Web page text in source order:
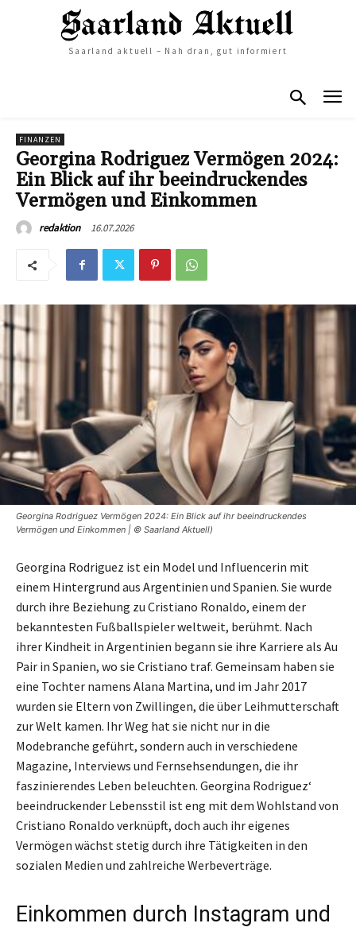
Saarland aktuell – Nah dran, gut informiert
FINANZEN
Georgina Rodriguez Vermögen 2024:
Ein Blick auf ihr beeindruckendes
Vermögen und Einkommen
redaktion 16.07.2026
Georgina Rodriguez Vermögen 2024: Ein Blick auf ihr beeindruckendes
Vermögen und Einkommen | © Saarland Aktuell)
Georgina Rodriguez ist ein Model und Influencerin mit
einem Hintergrund aus Argentinien und Spanien. Sie wurde
durch ihre Beziehung zu Cristiano Ronaldo, einem der
bekanntesten Fußballspieler weltweit, berühmt. Nach
ihrer Kindheit in Argentinien begann sie ihre Karriere als Au
Pair in Spanien, wo sie Cristiano traf. Gemeinsam haben sie
eine Tochter namens Alana Martina, und im Jahr 2017
wurden sie Eltern von Zwillingen, die über Leihmutterschaft
zur Welt kamen. Ihr Weg hat sie nicht nur in die
Modebranche geführt, sondern auch in verschiedene
Magazine, Interviews und Fernsehsendungen, die ihr
faszinierendes Leben beleuchten. Georgina Rodriguez‘
beeindruckender Lebensstil ist eng mit dem Wohlstand von
Cristiano Ronaldo verknüpft, doch auch ihr eigenes
Vermögen wächst stetig durch ihre Tätigkeiten in den
sozialen Medien und zahlreiche Werbeverträge.
Einkommen durch Instagram und